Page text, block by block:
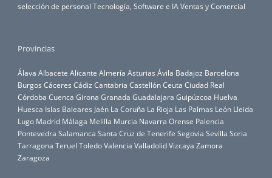
selección de personal Tecnología, Software e IA Ventas y Comercial
Provincias
Álava Albacete Alicante Almería Asturias Ávila Badajoz Barcelona
Burgos Cáceres Cádiz Cantabria CastellónCeuta Ciudad Real
Córdoba Cuenca Girona Granada Guadalajara Guipúzcoa Huelva
Huesca Islas Baleares Jaén La Coruña La Rioja Las Palmas León Lleida
Lugo Madrid Málaga Melilla Murcia Navarra Orense Palencia
Pontevedra Salamanca Santa Cruz de Tenerife Segovia Sevilla Soria
Tarragona Teruel ToledoValencia ValladolidVizcaya Zamora
Zaragoza